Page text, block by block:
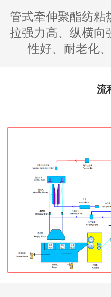
管式牵伸聚酯纺粘
拉强力高、纵横向
性好、耐老化
流